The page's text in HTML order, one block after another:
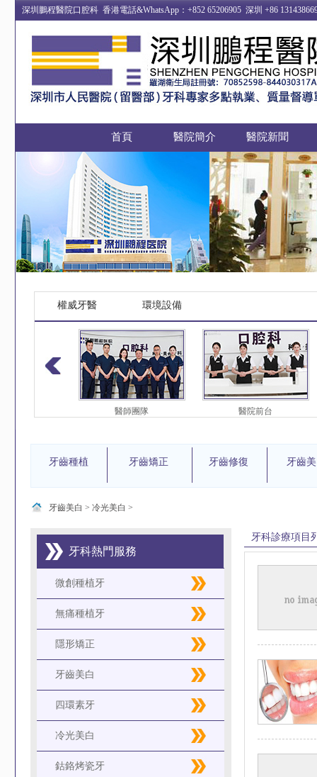
深圳鵬程醫院口腔科 香港電話&WhatsApp：+852 65206905 深圳 +86
首頁 醫院簡介 醫院新聞
權威牙醫 環境設備
醫師團隊 醫院前台
牙齒種植 牙齒矯正 牙齒修復 牙齒
牙齒美白 > 冷光美白 >
牙科熱門服務
微創種植牙
無痛種植牙
隱形矯正
牙齒美白
四環素牙
冷光美白
鈷鉻烤瓷牙
牙科診療項目